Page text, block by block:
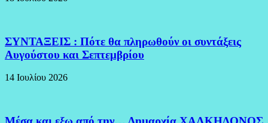
ΣΥΝΤΑΞΕΙΣ : Πότε θα πληρωθούν οι συντάξεις
Αυγούστου και Σεπτεμβρίου
14 Ιουλίου 2026